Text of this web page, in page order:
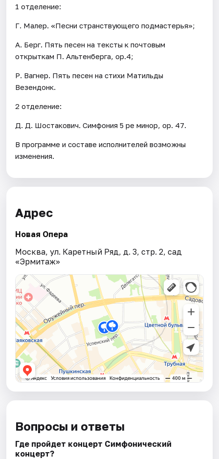
1 отделение:
Г. Малер. «Песни странствующего подмастерья»;
А. Берг. Пять песен на тексты к почтовым
открыткам П. Альтенберга, op.4;
Р. Вагнер. Пять песен на стихи Матильды
Везендонк.
2 отделение:
Д. Д. Шостакович. Симфония 5 ре минор, op. 47.
В программе и составе исполнителей возможны
изменения.
Адрес
Новая Опера
Москва, ул. Каретный Ряд, д. 3, стр. 2, сад
«Эрмитаж»
Вопросы и ответы
Где пройдет концерт Симфонический
концерт?